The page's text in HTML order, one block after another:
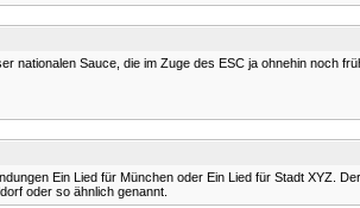
nationalen Sauce, die im Zuge des ESC ja ohnehin
Ein Lied für München oder Ein Lied für Stadt XYZ.
oder so ähnlich genannt.